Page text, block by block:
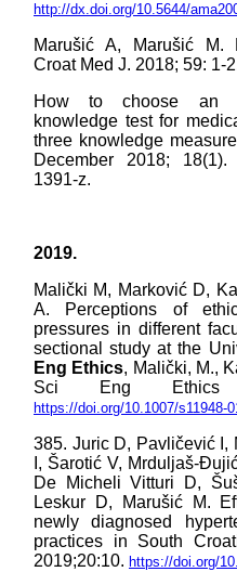
http://dx.doi.org/10.5644/
Marušić A, Marušić M.
Croat Med J. 2018; 59: 1-
How to choose an
knowledge test for
three knowledge
December 2018; 18(1).
1391-z.
2019.
Malički M, Marković D,
A. Perceptions of
pressures in different
sectional study at the
Eng Ethics, Malički, M.,
Sci Eng
https://doi.org/10.1007/s11948-
385. Juric D, Pavličević I,
I, Šarotić V, Mrduljaš-
De Micheli Vitturi D,
Leskur D, Marušić M.
newly diagnosed
practices in South
2019;20:10. https://doi.org/